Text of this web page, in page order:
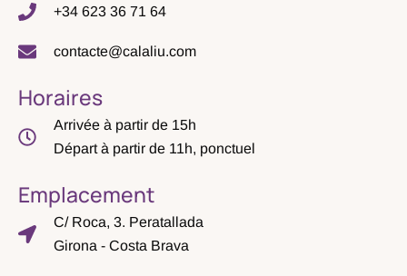
+34 623 36 71 64
contacte@calaliu.com
Horaires
Arrivée à partir de 15h
Départ à partir de 11h, ponctuel
Emplacement
C/ Roca, 3. Peratallada
Girona - Costa Brava